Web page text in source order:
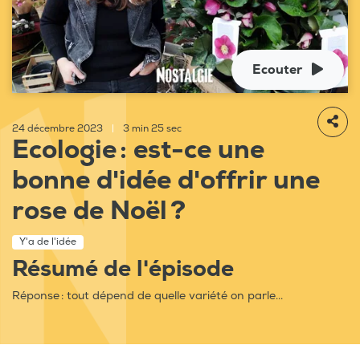
Ecouter
24 décembre 2023 3 min 25 sec
Ecologie : est-ce une
bonne d'idée d'offrir une
rose de Noël ?
Y'a de l'idée
Résumé de l'épisode
Réponse : tout dépend de quelle variété on parle...